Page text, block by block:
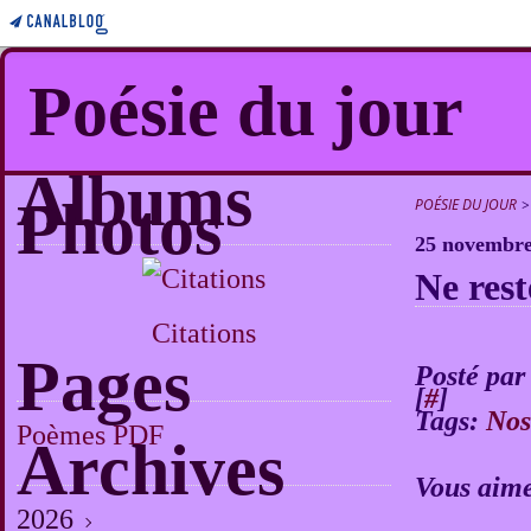
Poésie du jour
Albums
Photos
Citations
Pages
Poèmes PDF
Archives
2026
POÉSIE DU JOUR >
25
Ne
Posté
[#]
Tags:
Vous